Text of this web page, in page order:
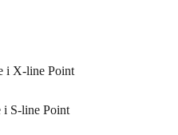
i X-line Point
i S-line Point